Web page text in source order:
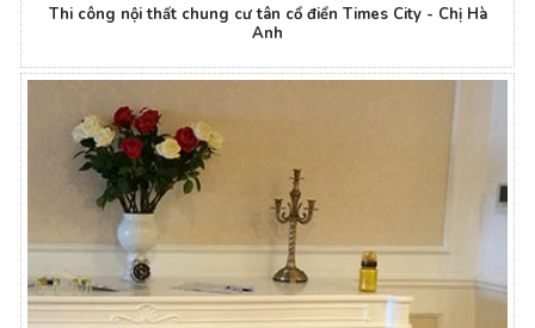
Thi công nội thất chung cư tân cổ điển Times City - Chị Hà
Anh